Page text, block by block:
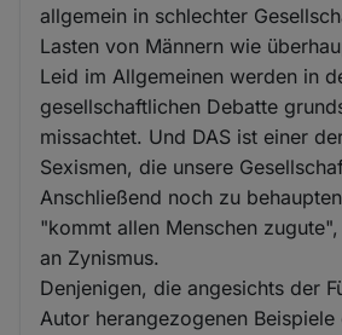
allgemein in schlechter
Lasten von Männern wie
Leid im Allgemeinen werden in
gesellschaftlichen Debatte
missachtet. Und DAS ist einer
Sexismen, die unsere
Anschließend noch zu
"kommt allen Menschen
an Zynismus.
Denjenigen, die angesichts der
Autor herangezogenen